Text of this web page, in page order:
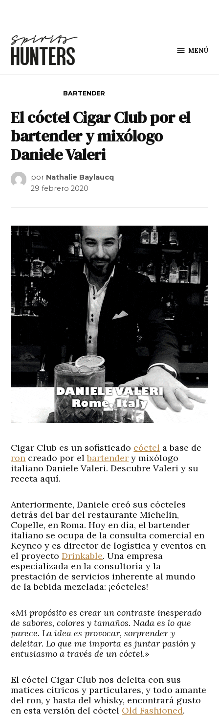
MENÚ
BARTENDER
El cóctel Cigar Club por el
bartender y mixólogo
Daniele Valeri
por Nathalie Baylaucq
29 febrero 2020
Cigar Club es un sofisticado cóctel a base de
ron creado por elbartender y mixólogo
italiano Daniele Valeri. Descubre Valeri y su
receta aquí.
Anteriormente, Daniele creó sus cócteles
detrás del bar del restaurante Michelin,
Copelle, en Roma. Hoy en día, el bartender
italiano se ocupa de la consulta comercial en
Keynco y es director de logística y eventos en
el proyectoDrinkable. Una empresa
especializada en la consultoría y la
prestación de servicios inherente al mundo
de la bebida mezclada: ¡cócteles!
«Mi propósito es crear un contraste inesperado
de sabores, colores y tamaños. Nada es lo que
parece. La idea es provocar, sorprender y
deleitar. Lo que me importa es juntar pasión y
entusiasmo a través de un cóctel.»
El cóctel Cigar Club nos deleita con sus
matices cítricos y particulares, y todo amante
del ron, y hasta del whisky, encontrará gusto
en esta versión del cóctel Old Fashioned.